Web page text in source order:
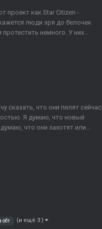
проект как Star Citizen -
люди зря до белочек
немного. У них...
сказать, что они пилят сейчас
Я думаю, что новый
что они захотят или...
обт (и ещё 3 )